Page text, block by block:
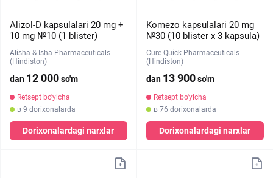
Alizol-D kapsulalari 20 mg +
10 mg №10 (1 blister)
Alisha & Isha Pharmaceuticals
(Hindiston)
dan 12 000so'm
Retsept bo'yicha
в 9 dorixonalarda
Dorixonalardagi narxlar
Komezo kapsulalari 20 mg
№30 (10 blister х 3 kapsula)
Cure Quick Pharmaceuticals
(Hindiston)
dan 13 900so'm
Retsept bo'yicha
в 76 dorixonalarda
Dorixonalardagi narxlar